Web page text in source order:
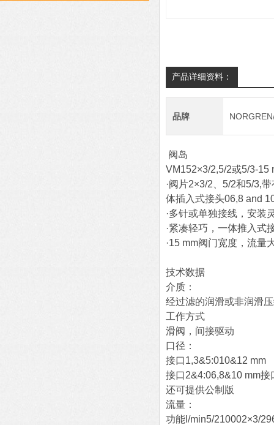
产品详细资料：
品牌
阀岛
VM152×3/2,5/2或5/3-15
·阀片2×3/2、5/2和5/3,
体插入式接头06,8 and
·多针或单独接线，安装
·紧凑轻巧，一体推入式
·15 mm阀门宽度，流量
技术数据
介质：
经过滤的润滑或非润滑
工作方式
滑阀，间接驱动
口径：
接口1,3&5:010&12 mm
接口2&4:06,8&10 mm
还可提供公制版
流量：
功能I/min5/210002×3/